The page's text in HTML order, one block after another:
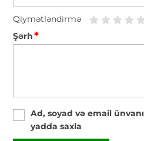
Qiymətləndirmə
Şərh*
Ad, soyad və email
yadda saxla